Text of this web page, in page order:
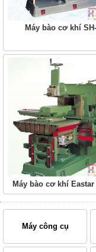
Máy bào cơ khí
Máy bào cơ khí Eastar
Máy công cụ